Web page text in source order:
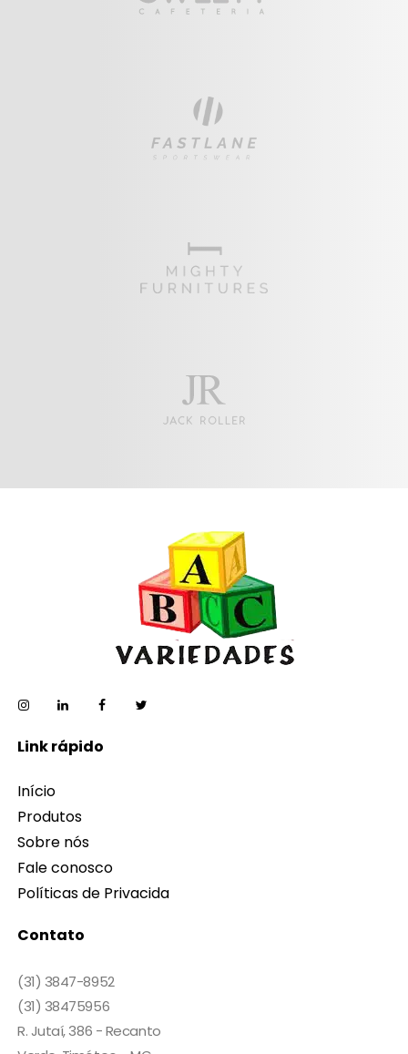
Link rápido
Início
Produtos
Sobre nós
Fale conosco
Políticas de Privacida
Contato
(31) 3847-8952
(31) 38475956
R. Jutaí, 386 - Recanto